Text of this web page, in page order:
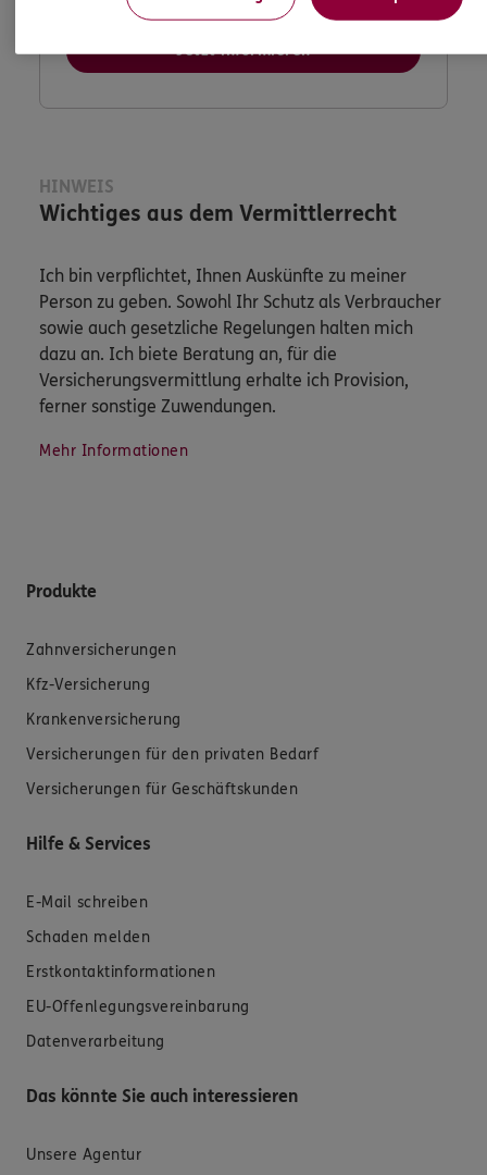
Jetzt informieren
HINWEIS
Wichtiges aus dem Vermittlerrecht
Ich bin verpflichtet, Ihnen Auskünfte zu meiner
Person zu geben. Sowohl Ihr Schutz als Verbraucher
sowie auch gesetzliche Regelungen halten mich
dazu an. Ich biete Beratung an, für die
Versicherungsvermittlung erhalte ich Provision,
ferner sonstige Zuwendungen.
Mehr Informationen
Produkte
Zahnversicherungen
Kfz-Versicherung
Krankenversicherung
Versicherungen für den privaten Bedarf
Versicherungen für Geschäftskunden
Hilfe & Services
E-Mail schreiben
Schaden melden
Erstkontaktinformationen
EU-Offenlegungsvereinbarung
Datenverarbeitung
Das könnte Sie auch interessieren
Unsere Agentur